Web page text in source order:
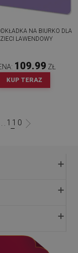
NA BIURKO DLA
LAWENDOWY
109.99 ZŁ
KUP TERAZ
110